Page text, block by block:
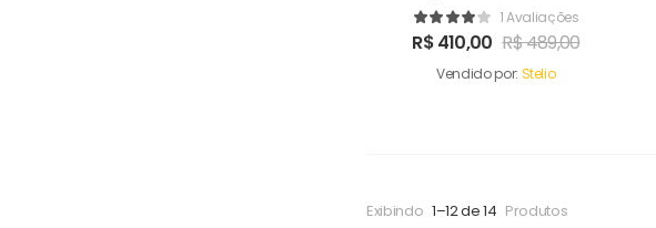
Maker1 Avaliações
R$410,00 R$489,00
Vendido por: Stelio
Exibindo 1–12 de 14 Produtos